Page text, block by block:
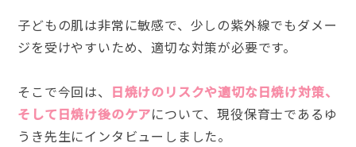
子どもの肌は非常に敏感で、少しの紫外線でもダメー
ジを受けやすいため、適切な対策が必要です。
そこで今回は、 日焼けのリスクや適切な日焼け対策、
そして日焼け後のケアについて、現役保育士であるゆ
うき先生にインタビューしました。